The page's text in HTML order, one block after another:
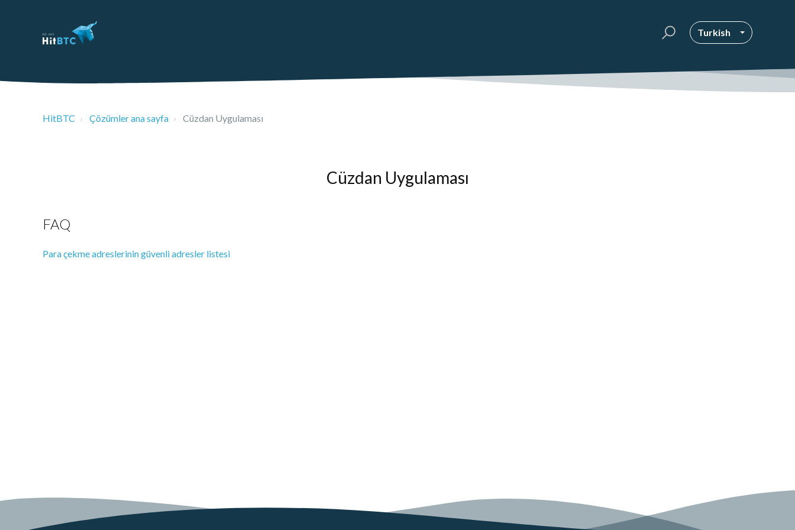
Turkish
HitBTC Çözümler ana sayfa Cüzdan Uygulaması
Cüzdan Uygulaması
FAQ
Para çekme adreslerinin güvenli adresler listesi